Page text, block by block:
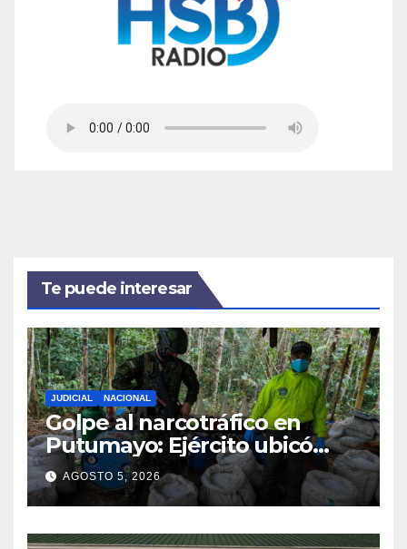
Te puede interesar
JUDICIAL NACIONAL
Golpe al narcotráfico en
Putumayo: Ejército ubicó
complejo cocalero del GAO-r
48
AGOSTO 5, 2026